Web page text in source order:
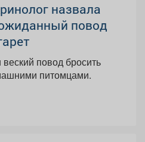
назвала
повод
повод бросить
питомцами.